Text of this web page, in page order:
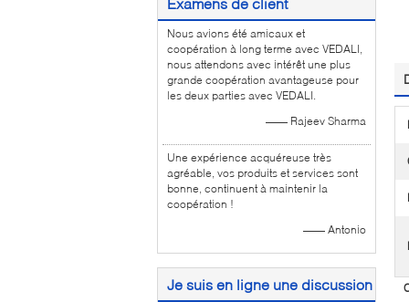
Nous avions été amicaux et
coopération à long terme avec VEDALI,
nous attendons avec intérêt une plus
grande coopération avantageuse pour
les deux parties avec VEDALI.
—— Rajeev Sharma
Une expérience acquéreuse très
agréable, vos produits et services sont
bonne, continuent à maintenir la
coopération !
—— Antonio
Je suis en ligne une discussion